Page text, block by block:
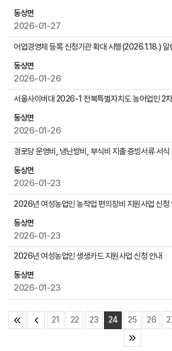
자
파
,
성
,
동상면
2026-01-27
어업경영체 등록 신청기관 확대 시행(2026.1.18.) 알
동상면
2026-01-26
동상면
2026-01-26
경로당 운영비, 냉난방비, 부식비 지출 증빙서류 서식
동상면
2026-01-23
2026년 여성농업인 농작업 편의장비 지원사업 신청
동상면
2026-01-23
2026년 여성농업인 생생카드 지원사업 신청 안내
동상면
2026-01-23
21 22 23 24 25 26